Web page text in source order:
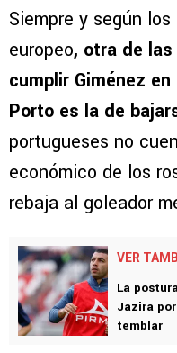
Siempre y según
europeo, otra de
cumplir Giménez
Porto es la de
portugueses no
económico de los
rebaja al goleador
VER
La
Jazira
temblar